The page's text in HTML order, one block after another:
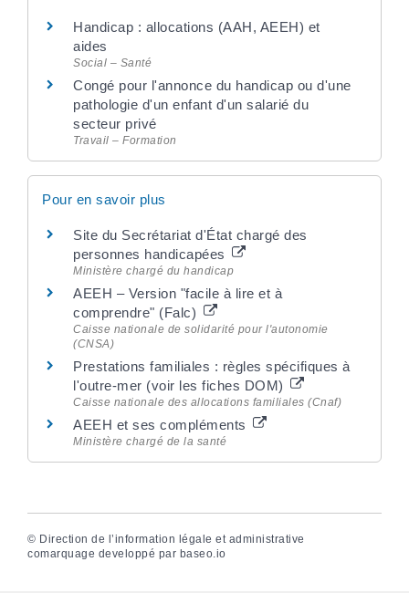
Handicap : allocations (AAH, AEEH) et
aides
Social – Santé
Congé pour l'annonce du handicap ou d'une
pathologie d'un enfant d'un salarié du
secteur privé
Travail – Formation
Pour en savoir plus
Site du Secrétariat d'État chargé des
personnes handicapées
Ministère chargé du handicap
AEEH – Version "facile à lire et à
comprendre" (Falc)
Caisse nationale de solidarité pour l'autonomie
(CNSA)
Prestations familiales : règles spécifiques à
l'outre-mer (voir les fiches DOM)
Caisse nationale des allocations familiales (Cnaf)
AEEH et ses compléments
Ministère chargé de la santé
© Direction de l’information légale et administrative
comarquage developpé par baseo.io